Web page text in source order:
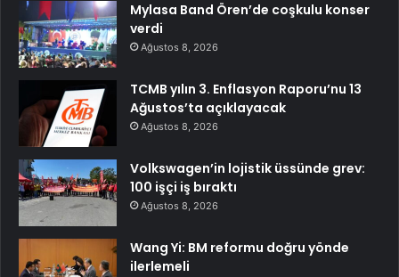
Mylasa Band Ören’de coşkulu konser
verdi
Ağustos 8, 2026
TCMB yılın 3. Enflasyon Raporu’nu 13
Ağustos’ta açıklayacak
Ağustos 8, 2026
Volkswagen’in lojistik üssünde grev:
100 işçi iş bıraktı
Ağustos 8, 2026
Wang Yi: BM reformu doğru yönde
ilerlemeli